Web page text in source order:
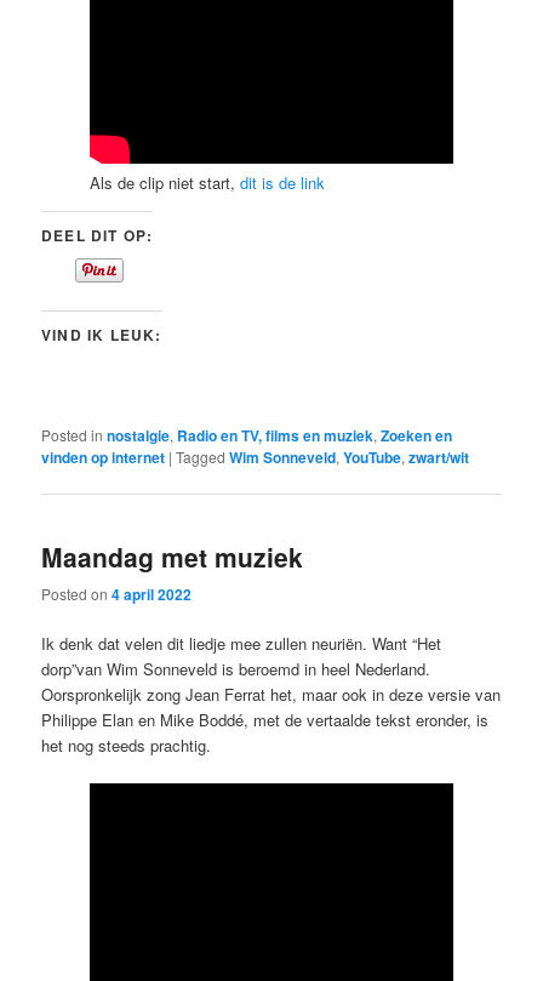
Als de clip niet start,dit is de link
DEEL DIT OP:
VIND IK LEUK:
Posted in nostalgie, Radio en TV, films en muziek,Zoeken en
vinden op internet |Tagged Wim Sonneveld,YouTube,zwart/wit
Maandag met muziek
Posted on4 april 2022
Ik denk dat velen dit liedje mee zullen neuriën. Want “Het
dorp”van Wim Sonneveld is beroemd in heel Nederland.
Oorspronkelijk zong Jean Ferrat het, maar ook in deze versie van
Philippe Elan en Mike Boddé, met de vertaalde tekst eronder, is
het nog steeds prachtig.